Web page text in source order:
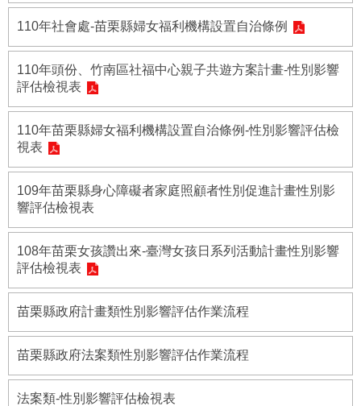
社
利
導
覽
網
結
性
別
平
專
區
身
心
障
礙
110年社會處-苗栗縣婦女福利機構設置自治條例
110年頭份、竹南區社福中心親子共遊方案計畫-性別影響
評估檢視表
110年苗栗縣婦女福利機構設置自治條例-性別影響評估檢
視表
109年苗栗縣身心障礙者家庭照顧者性別促進計畫性別影
響評估檢視表
108年苗栗女孩讚出來-臺灣女孩日系列活動計畫性別影響
評估檢視表
苗栗縣政府計畫類性別影響評估作業流程
苗栗縣政府法案類性別影響評估作業流程
法案類-性別影響評估檢視表